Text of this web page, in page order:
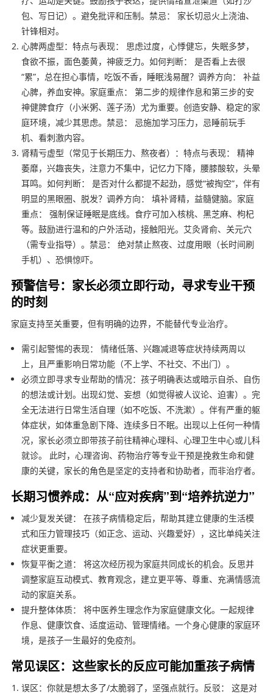
包、写日记）。避免批评和压制。禁忌： 家长切忌火上浇油、
针锋相对。
心脾两虚型：特点与表现： 思虑过度，心悸健忘，失眠多梦，
食欲不振，面色萎黄，神疲乏力。如何判断： 是否看上去很
“累”，总在担心事情，吃饭不香，睡眠浅易醒？调养方向： 补益
心脾，养血安神。家庭重点： 第二步的规律作息和第三步的安
神健脾食疗（小米粥、莲子汤）尤为重要。创造安静、稳定的家
庭环境，减少其思虑。禁忌： 忌施加学习压力，忌睡前玩手
机、看刺激内容。
肾精亏虚型（常见于长期压力、熬夜者）：特点与表现： 精神
萎靡，兴趣丧失，注意力不集中，记忆力下降，腰膝酸软，头晕
耳鸣。如何判断： 是否对什么都提不起劲，感觉“被掏空”，伴有
明显的黑眼圈、脱发？调养方向： 填补肾精，益髓健脑。家庭
重点： 强制保证睡眠是底线。食疗可加入核桃、黑芝麻、枸杞
等。鼓励进行温和的户外活动，接触阳光。艾灸肾俞、关元穴
（需专业指导）。禁忌： 绝对禁止熬夜、过度用眼（长时间刷
手机）、恐惧惊吓。
预警信号：家长必须立即行动，寻求专业干预
的时刻
家庭支持至关重要，但有明确的边界，不能替代专业治疗。
需引起警惕的表现： 情绪低落、兴趣减退等症状持续两周以
上，且严重影响日常功能（不上学、不社交、不出门）。
必须立即寻求专业帮助的情况：孩子明确表达或暗示自杀、自伤
的想法或计划。出现幻觉、妄想（如觉得被人议论、迫害）。完
全无法进行日常生活自理（如不吃饭、不洗漱）。伴有严重的躯
体症状，如体重急剧下降、连续多日不眠。出现以上任何一种情
况，家长必须立即带孩子前往精神心理科、心理卫生中心或儿科
就诊。 此时，心理咨询、药物治疗等专业干预是挽救生命和健
康的关键，家长的角色是坚定的支持者和协助者，而非治疗者。
长期习惯养成：从“应对疾病”到“培养抗逆力”
减少复发关键： 在孩子病情稳定后，帮助其建立健康的生活模
式和压力管理技巧（如正念、运动、兴趣爱好），这比单纯关注
症状更重要。
恢复平衡之道： 将这次经历视为家庭共同成长的机会。反思并
调整家庭互动模式、教育观念，建立更平等、尊重、充满情感流
动的家庭关系。
提升整体体质： 将中医养生理念作为家庭健康文化。一起规律
作息、健康饮食、适度运动、管理情绪。一个身心健康的家庭环
境，是孩子一生最好的免疫剂。
常见误区：这些家长的反应可能加重孩子病情
误区：你就是想太多了/太脆弱了，坚强点就行。反驳： 这是对